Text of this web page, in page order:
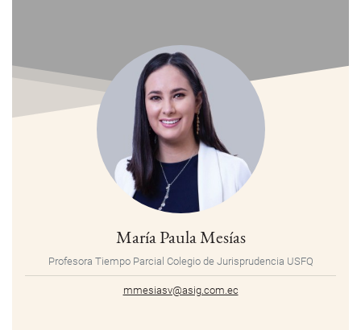
María Paula Mesías
Profesora Tiempo Parcial Colegio de Jurisprudencia USFQ
mmesiasv@asig.com.ec